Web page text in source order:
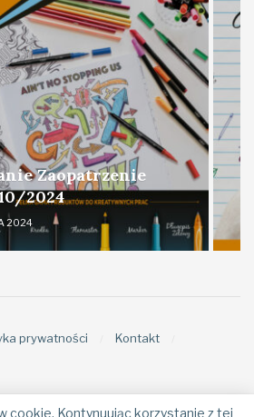
Zaopatrzenie
2024
2024
prywatności
Kontakt
cookie. Kontynuując korzystanie z tej